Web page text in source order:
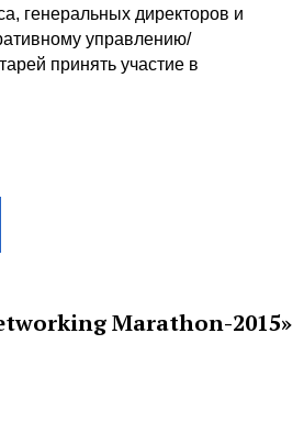
генеральных директоров и
управлению/
принять участие в
Marathon-2015»